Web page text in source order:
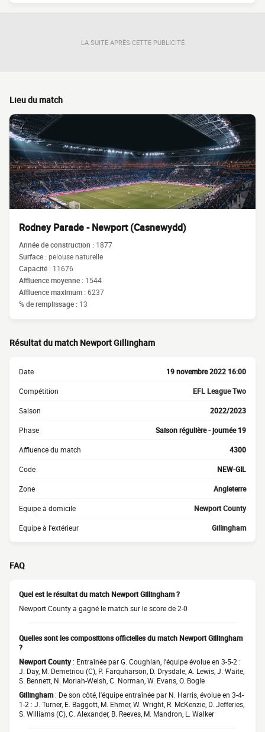
LA SUITE APRÈS CETTE PUBLICITÉ
Lieu du match
Rodney Parade - Newport (Casnewydd)
Année de construction : 1877
Surface :pelouse naturelle
Capacité : 11676
Affluence moyenne : 1544
Affluence maximum :6237
% de remplissage : 13
Résultat du match Newport Gillingham
Date 19 novembre 2022 16:00
Compétition EFL League Two
Saison 2022/2023
Phase Saison régulière - journée 19
Affluence du match 4300
Code NEW-GIL
Zone Angleterre
Equipe à domicile Newport County
Equipe à l'extérieur Gillingham
FAQ
Quel est le résultat du match Newport Gillingham ?
Newport County a gagné le match sur le score de 2-0
Quelles sont les compositions officielles du match Newport Gillingham
?
Newport County: Entraînée par G. Coughlan, l'équipe évolue en 3-5-2 :
J. Day, M. Demetriou (C), P. Farquharson, D. Drysdale, A. Lewis, J. Waite,
S. Bennett, N. Moriah-Welsh, C. Norman, W. Evans, O. Bogle
Gillingham: De son côté, l'équipe entraînée par N. Harris, évolue en 3-4-
1-2 : J. Turner, E. Baggott, M. Ehmer, W. Wright, R. McKenzie, D. Jefferies,
S. Williams (C), C. Alexander, B. Reeves, M. Mandron, L. Walker